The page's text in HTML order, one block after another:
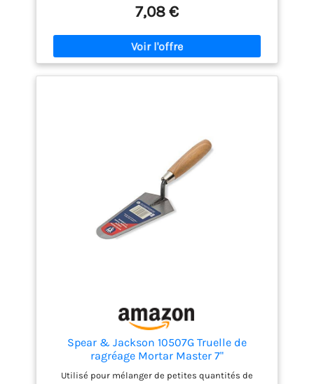
CONFORT : la poignée est faite en bois pour éviter de
s'écorcher en tournant la truelle POUR LES
PROFESSIONNELS ET LES BRICOLEURS : le meilleur
rapport qualité-prix pour un outillage alliant
qualité, robustesse, esthétique, performance,
technologie et confort DONNÉES TECHNIQUES :
client fera de son mieux pour vous offrir la
meilleure expérience d'achat possible
7,08 €
Spear & Jackson 10507G Truelle de
ragréage Mortar Master 7"
Utilisé pour mélanger de petites quantités de